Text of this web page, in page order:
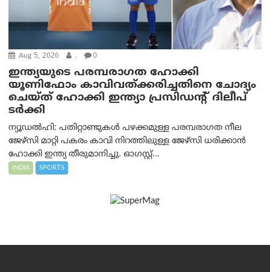
Aug 5, 2026 . 0
ഇന്ത്യയുടെ പരമ്പരാഗത ഹോക്കി
യൂണിഫോം കാവിവത്ക്കരിച്ചതിനെ ചോദ്യം
ചെയ്ത് ഹോക്കി ഇന്ത്യാ പ്രസിഡന്റ് ദിലീപ്
ടര്‍ക്കി
ന്യൂഡൽഹി: പതിറ്റാണ്ടുകൾ പഴക്കമുള്ള പരമ്പരാഗത നീല
ജേഴ്‌സി മാറ്റി പകരം കാവി നിറത്തിലുള്ള ജേഴ്‌സി ധരിക്കാൻ
ഹോക്കി ഇന്ത്യ തീരുമാനിച്ചു. ഓഗസ്റ്റ്...
INDIA SPORTS